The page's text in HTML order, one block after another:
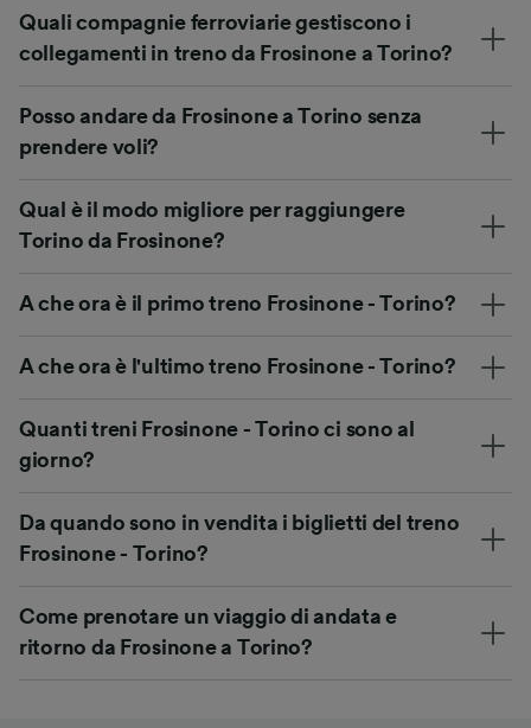
Quali compagnie ferroviarie gestiscono i
collegamenti in treno da Frosinone a Torino?
Posso andare da Frosinone a Torino senza
prendere voli?
Qual è il modo migliore per raggiungere
Torino da Frosinone?
A che ora è il primo treno Frosinone - Torino?
A che ora è l'ultimo treno Frosinone - Torino?
Quanti treni Frosinone - Torino ci sono al
giorno?
Da quando sono in vendita i biglietti del treno
Frosinone - Torino?
Come prenotare un viaggio di andata e
ritorno da Frosinone a Torino?